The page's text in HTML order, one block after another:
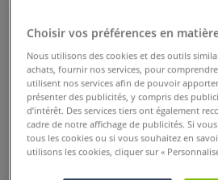
Choisir vos préférences en
Nous utilisons des cookies et des outils
achats, fournir nos services, pour
utilisent nos services afin de pouvoir
présenter des publicités, y compris des
d’intérêt. Des services tiers ont également
cadre de notre affichage de publicités. Si
tous les cookies ou si vous souhaitez en
utilisons les cookies, cliquer sur «